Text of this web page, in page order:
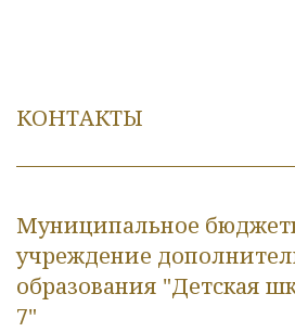
КОНТАКТЫ
Муниципальное
учреждение
образования "Детская
7"